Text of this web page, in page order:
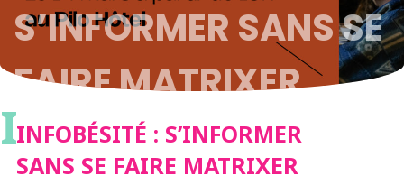
S’INFORMER SANS SE
FAIRE MATRIXER
IINFOBÉSITÉ : S’INFORMER
SANS SE FAIRE MATRIXER